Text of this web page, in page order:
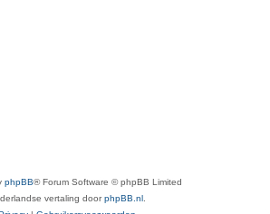
phpBB® Forum Software © phpBB Limited
vertaling doorphpBB.nl